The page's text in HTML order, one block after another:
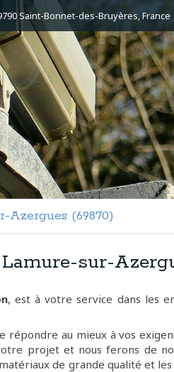
Saint-Bonnet-des-Bruyères, France
(69870)
sur-
, est à votre service dans les
au mieux à vos
projet et nous ferons de
de grande qualité et